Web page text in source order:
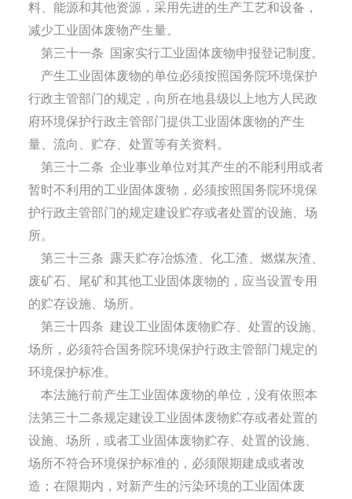
料、能源和其他资源，采用先进的生产工艺和设备，
减少工业固体废物产生量。
第三十一条
国家实行工业固体废物申报登记制度。
产生工业固体废物的单位必须按照国务院环境保护
行政主管部门的规定，向所在地县级以上地方人民政
府环境保护行政主管部门提供工业固体废物的产生
量、流向、贮存、处置等有关资料。
第三十二条 企业事业单位对其产生的不能利用或者
暂时不利用的工业固体废物，必须按照国务院环境保
护行政主管部门的规定建设贮存或者处置的设施、场
所。
第三十三条 露天贮存冶炼渣、化工渣、燃煤灰渣、
废矿石、尾矿和其他工业固体废物的，应当设置专用
的贮存设施、场所。
第三十四条 建设工业固体废物贮存、处置的设施、
场所，必须符合国务院环境保护行政主管部门规定的
环境保护标准。
本法施行前产生工业固体废物的单位，没有依照本
法第三十二条规定建设工业固体废物贮存或者处置的
设施、场所，或者工业固体废物贮存、处置的设施、
场所不符合环境保护标准的，必须限期建成或者改
造；在限期内，对新产生的污染环境的工业固体废